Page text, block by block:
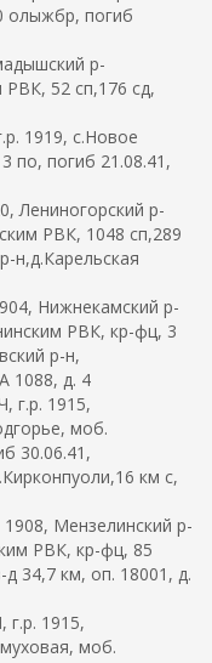
олыжбр, погиб
р-
52 сп,176 сд,
1919, с.Новое
погиб 21.08.41,
р-
РВК, 1048 сп,289
н,д.Карельская
Нижнекамский р-
РВК, кр-фц, 3
р-н,
1088, д. 4
1915,
моб.
30.06.41,
км с,
Мензелинский р-
РВК, кр-фц, 85
34,7 км, оп. 18001, д.
1915,
моб.